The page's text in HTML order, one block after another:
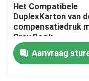
Waterdichte
Tijdelijke
Het Compatibele
DuplexKarton van
compensatiedruk
Grey Back
Aanvraag